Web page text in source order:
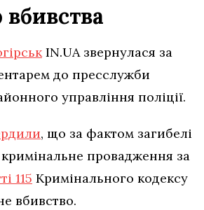
IN.UA звернулася за
до пресслужби
управління поліції.
, що за фактом загибелі
провадження за
115 Кримінального кодексу
вбивство.